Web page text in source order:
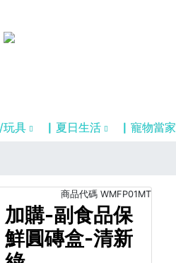
玩具 ▏夏日生活 ▏寵物當家
商品代碼 WMFP01MT
加購-副食品保
鮮圓磚盒-清新